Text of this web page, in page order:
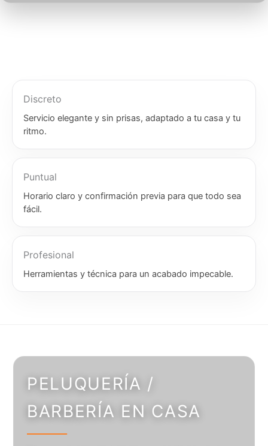
Discreto
Servicio elegante y sin prisas, adaptado a tu casa y tu
ritmo.
Puntual
Horario claro y confirmación previa para que todo sea
fácil.
Profesional
Herramientas y técnica para un acabado impecable.
PELUQUERÍA /
BARBERÍA EN CASA